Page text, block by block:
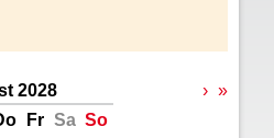
2028
Fr Sa So
› »